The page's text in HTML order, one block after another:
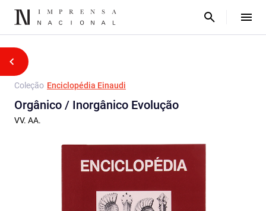
Coleção Enciclopédia Einaudi
Orgânico / Inorgânico Evolução
VV. AA.